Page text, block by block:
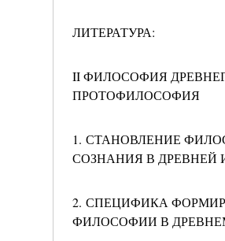
ЛИТЕРАТУРА:
II ФИЛОСОФИЯ
ПРОТОФИЛОСОФИЯ
1. СТАНОВЛЕНИЕ
СОЗНАНИЯ В ДРЕВНЕЙ
2. СПЕЦИФИКА
ФИЛОСОФИИ В